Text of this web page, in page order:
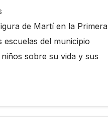
de Martí en la Primera
escuelas del municipio
sobre su vida y sus